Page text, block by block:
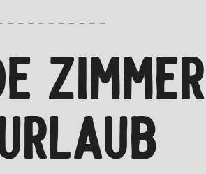
ZIMMER